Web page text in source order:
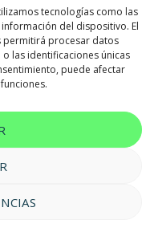
tecnologías como las
del dispositivo. El
permitirá procesar datos
las identificaciones únicas
puede afectar